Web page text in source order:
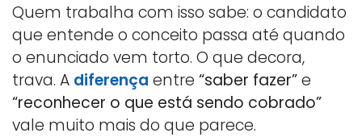
Quem trabalha com isso sabe: o candidato
que entende o conceito passa até quando
o enunciado vem torto. O que decora,
trava. A diferença entre “saber fazer”e
“reconhecer o que está sendo cobrado”
vale muito mais do que parece.